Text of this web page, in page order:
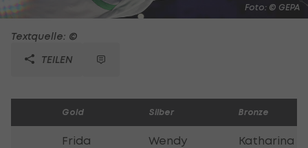
Foto: © GEPA
Textquelle: ©
TEILEN
Gold Silber Bronze
Frida
Wendy
Katharina